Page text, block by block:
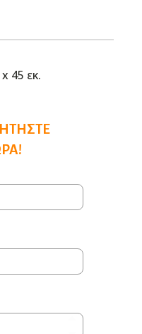
45 εκ.